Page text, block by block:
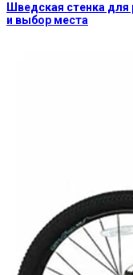
Шведская стенка для
и выбор места